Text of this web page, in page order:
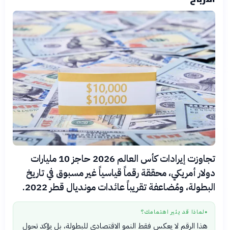
تجاوزت إيرادات كأس العالم 2026 حاجز 10 مليارات
دولار أمريكي، محققة رقماً قياسياً غير مسبوق في تاريخ
البطولة، ومُضاعفة تقريباً عائدات مونديال قطر 2022.
● لماذا قد يثير اهتمامك؟
هذا الرقم لا يعكس فقط النمو الاقتصادي للبطولة، بل يؤكد تحول